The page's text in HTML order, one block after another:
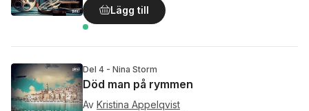
Lägg till
Del 4 - Nina Storm
Död man på rymmen
Av Kristina Appelqvist